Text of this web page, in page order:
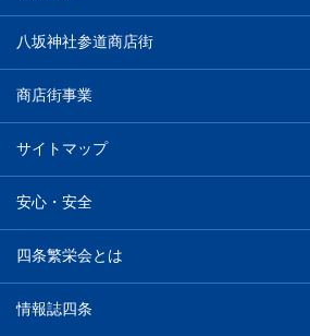
八坂神社参道商店街
商店街事業
サイトマップ
安心・安全
四条繁栄会とは
情報誌四条